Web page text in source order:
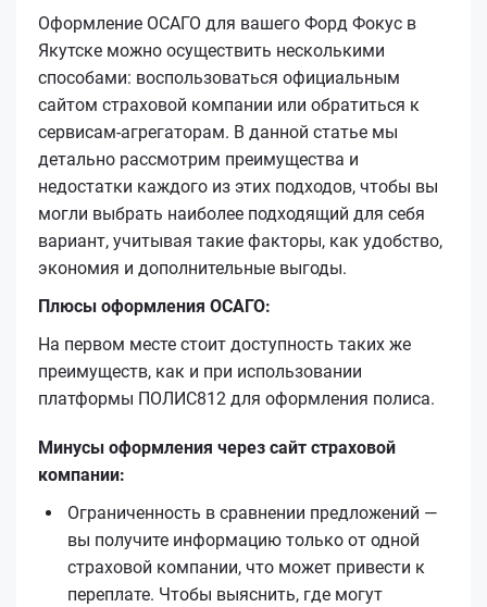
Оформление ОСАГО для вашего Форд Фокус в
Якутске можно осуществить несколькими
способами: воспользоваться официальным
сайтом страховой компании или обратиться к
сервисам-агрегаторам. В данной статье мы
детально рассмотрим преимущества и
недостатки каждого из этих подходов, чтобы вы
могли выбрать наиболее подходящий для себя
вариант, учитывая такие факторы, как удобство,
экономия и дополнительные выгоды.
Плюсы оформления ОСАГО:
На первом месте стоит доступность таких же
преимуществ, как и при использовании
платформы ПОЛИС812 для оформления полиса.
Минусы оформления через сайт страховой
компании:
Ограниченность в сравнении предложений —
вы получите информацию только от одной
страховой компании, что может привести к
переплате. Чтобы выяснить, где могут